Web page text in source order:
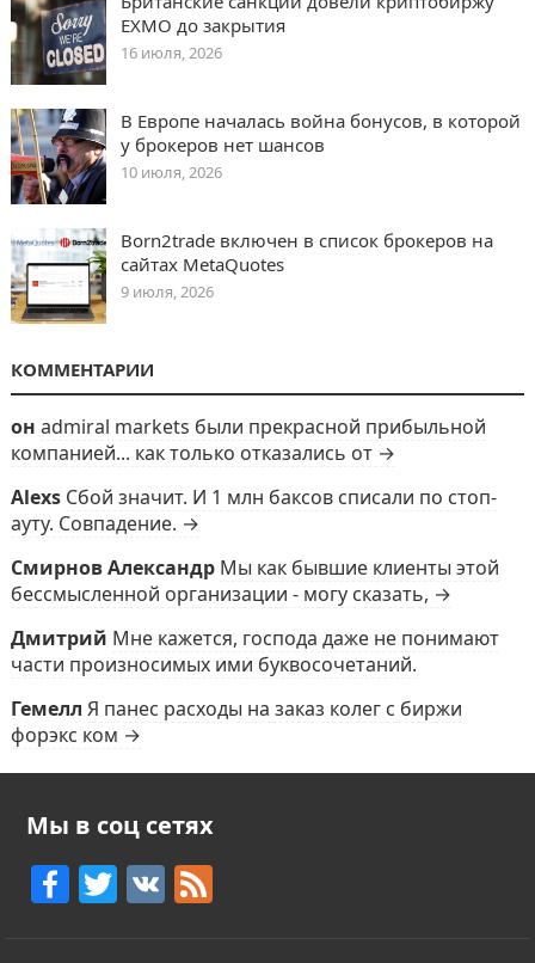
EXMO до закрытия
16 июля, 2026
В Европе началась война бонусов, в которой
у брокеров нет шансов
10 июля, 2026
Born2trade включен в список брокеров на
сайтах MetaQuotes
9 июля, 2026
КОММЕНТАРИИ
он admiral markets были прекрасной прибыльной
компанией... как только отказались от →
Alexs Сбой значит. И 1 млн баксов списали по стоп-
ауту. Совпадение. →
Смирнов Александр Мы как бывшие клиенты этой
бессмысленной организации - могу сказать, →
Дмитрий Мне кажется, господа даже не понимают
части произносимых ими буквосочетаний.
Гемелл Я панес расходы на заказ колег с биржи
форэкс ком →
Мы в соц сетях
F T V F